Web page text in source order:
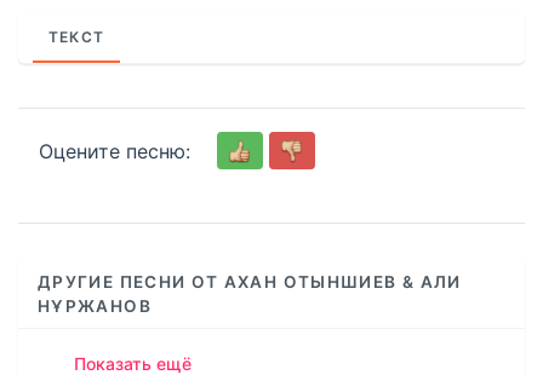
ТЕКСТ
Оцените песню:
ДРУГИЕ ПЕСНИ ОТ АХАН ОТЫНШИЕВ & АЛИ
НҰРЖАНОВ
Показать ещё